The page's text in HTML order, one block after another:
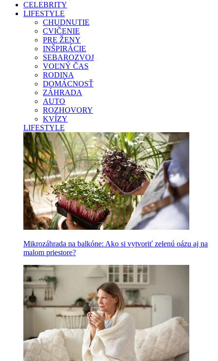
CELEBRITY
LIFESTYLE
CHUDNUTIE
CVIČENIE
PRE ŽENY
INŠPIRÁCIE
SEBAROZVOJ
VOĽNÝ ČAS
RODINA
DOMÁCNOSŤ
ZÁHRADA
AUTO
ROZHOVORY
KVÍZY
LIFESTYLE
Mikrozáhrada na balkóne: Ako si vytvoriť zelenú oázu aj na
malom priestore?